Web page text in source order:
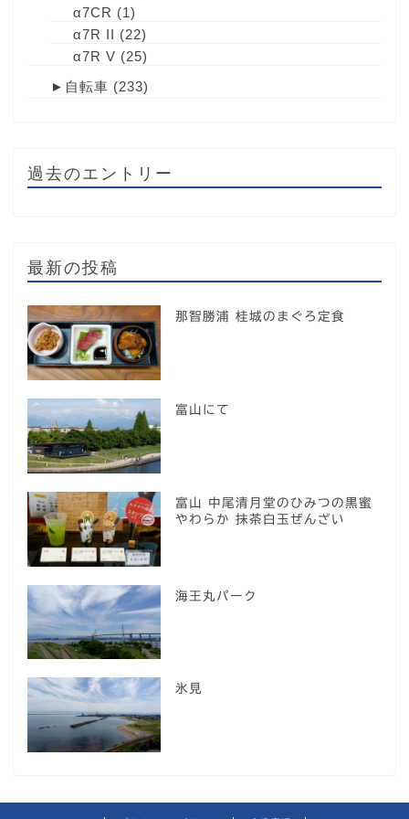
α7CR (1)
α7R II (22)
α7R V (25)
► 自転車 (233)
過去のエントリー
最新の投稿
那智勝浦 桂城のまぐろ定食
富山にて
富山 中尾清月堂のひみつの黒蜜
やわらか 抹茶白玉ぜんざい
海王丸パーク
氷見